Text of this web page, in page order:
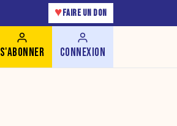
♥ FAIRE UN DON
S'ABONNER CONNEXION